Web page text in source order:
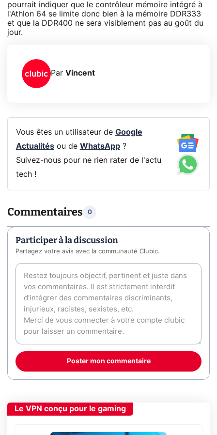
pourrait indiquer que le contrôleur mémoire intégré à
l'Athlon 64 se limite donc bien à la mémoire DDR333
et que la DDR400 ne sera visiblement pas au goût du
jour.
Par Vincent
Vous êtes un utilisateur de Google
Actualitésou de WhatsApp?
Suivez-nous pour ne rien rater de l'actu
tech !
Commentaires 0
Participer à la discussion
Partagez votre avis avec la communauté Clubic.
Poster mon commentaire
Le VPN conçu pour le gaming